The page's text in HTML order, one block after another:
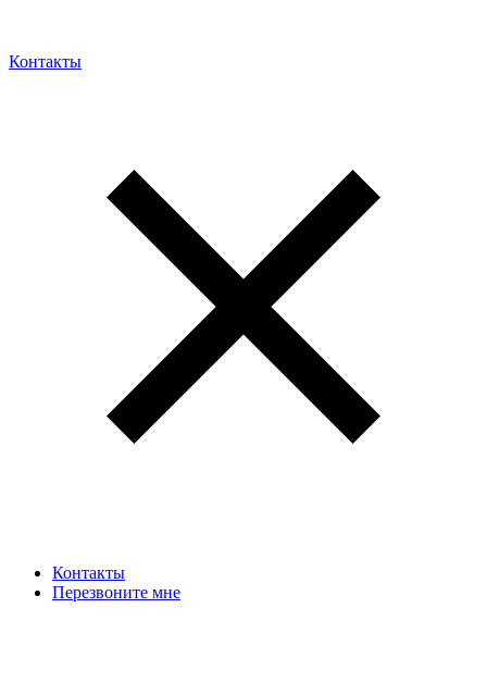
Контакты
Контакты
Перезвоните мне